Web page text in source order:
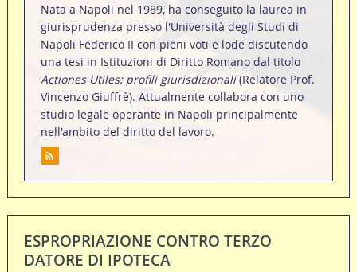
Nata a Napoli nel 1989, ha conseguito la laurea in
giurisprudenza presso l'Università degli Studi di
Napoli Federico II con pieni voti e lode discutendo
una tesi in Istituzioni di Diritto Romano dal titolo
Actiones Utiles: profili giurisdizionali(Relatore Prof.
Vincenzo Giuffrè). Attualmente collabora con uno
studio legale operante in Napoli principalmente
nell'ambito del diritto del lavoro.
ESPROPRIAZIONE CONTRO TERZO
DATORE DI IPOTECA